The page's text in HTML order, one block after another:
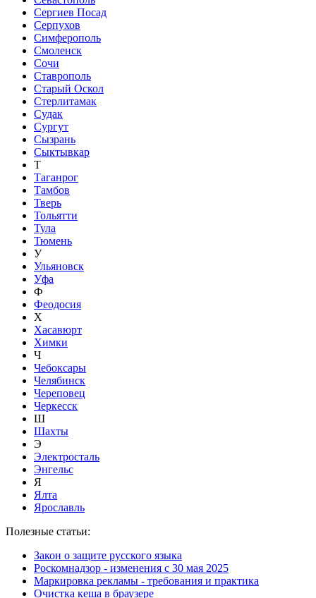
Сергиев Посад
Серпухов
Симферополь
Смоленск
Сочи
Ставрополь
Старый Оскол
Стерлитамак
Судак
Сургут
Сызрань
Сыктывкар
Т
Таганрог
Тамбов
Тверь
Тольятти
Тула
Тюмень
У
Ульяновск
Уфа
Ф
Феодосия
Х
Хасавюрт
Химки
Ч
Чебоксары
Челябинск
Череповец
Черкесск
Ш
Шахты
Э
Электросталь
Энгельс
Я
Ялта
Ярославль
Полезные статьи:
Закон о защите русского языка
Роскомнадзор - изменения с 30 мая 2025
Маркировка рекламы - требования и практика
Очистка кеша в браузере